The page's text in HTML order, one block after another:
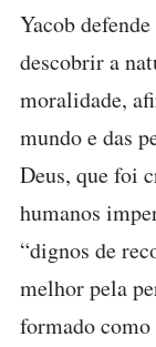
Yacob
descobrir a
moralidade,
mundo e das
Deus, que foi
humanos
“dignos de
melhor pela
formado como